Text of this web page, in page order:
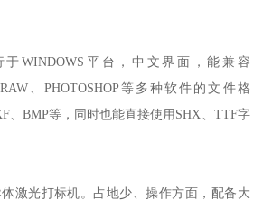
WINDOWS平台，中文界面，能兼容
、PHOTOSHOP等多种软件的文件格
、BMP等，同时也能直接使用SHX、TTF字
激光打标机。占地少、操作方面，配备大